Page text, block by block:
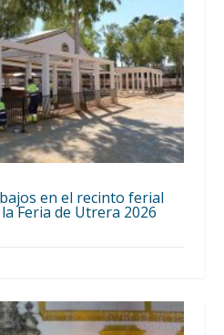
en el recinto ferial
Feria de Utrera 2026